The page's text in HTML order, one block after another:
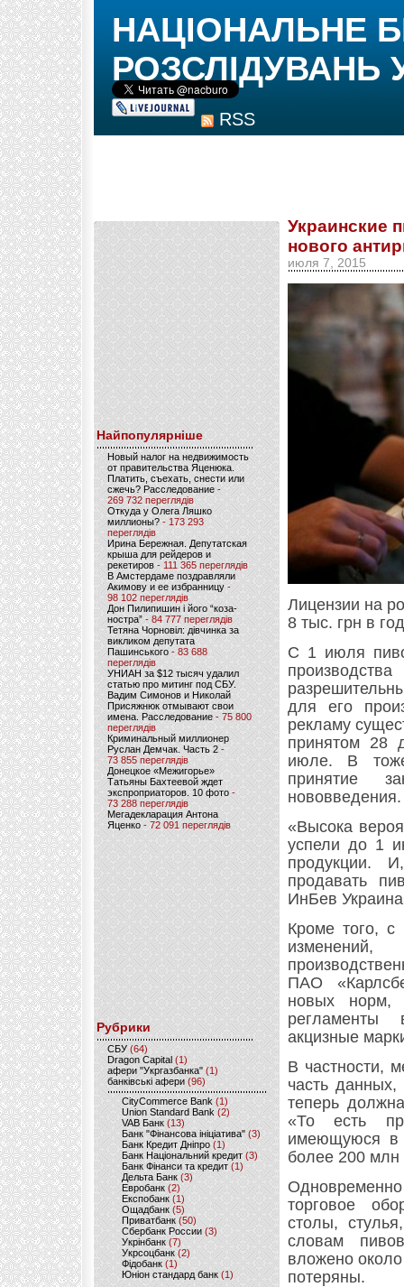
RSS
НАЦІОНАЛЬНЕ
РОЗСЛІДУВАНЬ
Найпопулярніше
Новый налог на недвижимость
от правительства Яценюка.
Платить, съехать, снести или
сжечь? Расследование-
269 732 переглядів
Откуда у Олега Ляшко
миллионы? - 173 293
переглядів
Ирина Бережная. Депутатская
крыша для рейдеров и
рекетиров - 111 365 переглядів
В Амстердаме поздравляли
Акимову и ее избранницу -
98 102 переглядів
Дон Пилипишин і його “коза-
ностра” - 84 777 переглядів
Тетяна Чорновіл: дівчинка за
викликом депутата
Пашинського- 83 688
переглядів
УНИАН за $12 тысяч удалил
статью про митинг под СБУ.
Вадим Симонов и Николай
Присяжнюк отмывают свои
имена. Расследование - 75 800
переглядів
Криминальный миллионер
Руслан Демчак. Часть 2-
73 855 переглядів
Донецкое «Межигорье»
Татьяны Бахтеевой ждет
экспроприаторов. 10 фото -
73 288 переглядів
Мегадекларация Антона
Яценко - 72 091 переглядів
Рубрики
CБУ (64)
Dragon Capital (1)
афери "Укргазбанка" (1)
банківські афери (96)
CityCommerce Bank (1)
Union Standard Bank (2)
VAB Банк (13)
Банк "Фінансова ініціатива" (3)
Банк Кредит Дніпро (1)
Банк Національний кредит (3)
Банк Фінанси та кредит (1)
Дельта Банк (3)
Евробанк(2)
Експобанк (1)
Ощадбанк(5)
Приватбанк (50)
Сбербанк России (3)
Укрінбанк(7)
Укрсоцбанк (2)
Фідобанк (1)
Юніон стандард банк(1)
Украинские
нового
июля 7, 2015
Лицензии на
8 тыс. грн в
С 1 июля
для его
рекламу
принятом 28
июле. В
принятие
нововведения.
«Высока
успели до 1
продукции.
продавать
ИнБев
Кроме того, с
ПАО
новых норм,
регламенты
акцизные
В частности,
часть
теперь
«То есть
имеющуюся в
более 200
торговое
столы,
словам
вложено
потеряны.